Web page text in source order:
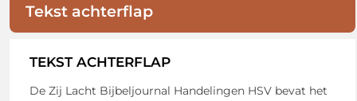
Tekst achterflap
TEKST ACHTERFLAP
De Zij Lacht Bijbeljournal Handelingen HSV bevat het